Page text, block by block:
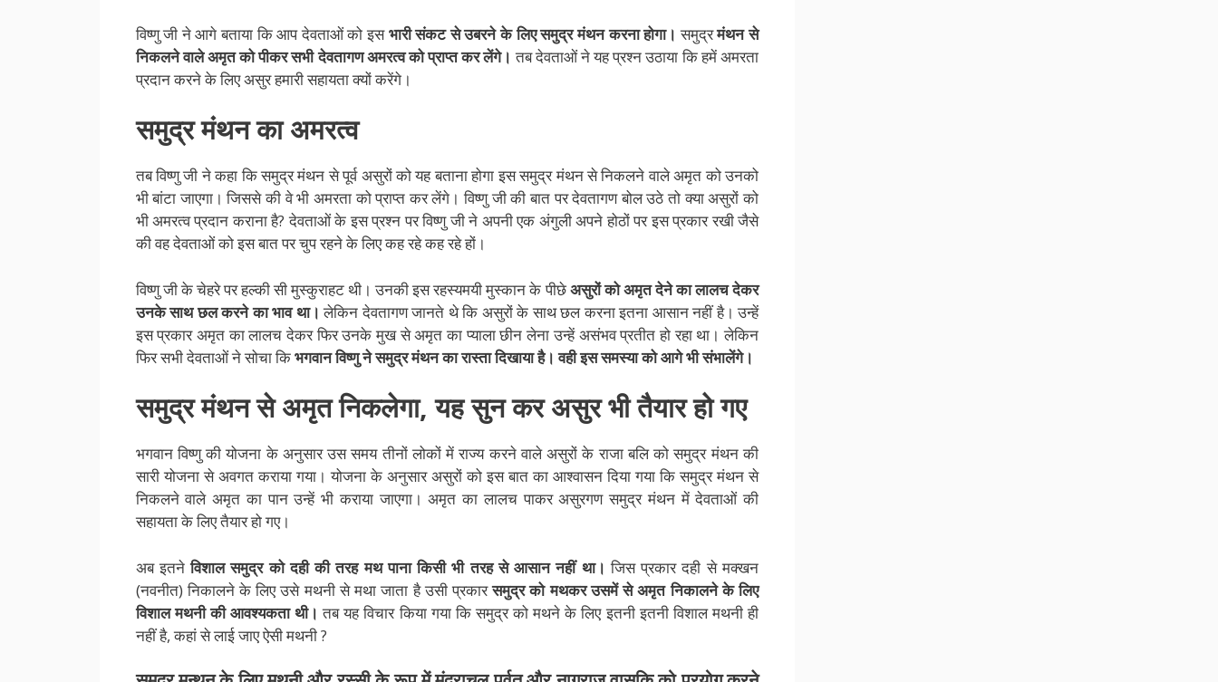
विष्णु जी ने आगे बताया कि आप देवताओं को इसभारी संकट से उबरने के लिए समुद्र मंथन करना होगा। समुद्रमंथन से
निकलने वाले अमृत को पीकर सभी देवतागण अमरत्व को प्राप्त कर लेंगे। तब देवताओं ने यह प्रश्न उठाया कि हमें अमरता
प्रदान करने के लिए असुर हमारी सहायता क्यों करेंगे।
समुद्रमंथन का अमरत्व
तब विष्णु जी ने कहा कि समुद्र मंथन से पूर्व असुरों को यह बताना होगा इस समुद्र मंथन से निकलने वाले अमृत को उनको
भी बांटा जाएगा। जिससे की वे भी अमरता को प्राप्त कर लेंगे। विष्णु जी की बात पर देवतागण बोल उठे तो क्या असुरों को
भी अमरत्व प्रदान कराना है? देवताओं के इस प्रश्न पर विष्णु जी ने अपनी एक अंगुली अपने होठों पर इस प्रकार रखी जैसे
की वह देवताओं को इस बात पर चुप रहने के लिए कह रहे कह रहे हों।
विष्णु जी के चेहरे पर हल्की सी मुस्कुराहट थी। उनकी इस रहस्यमयी मुस्कान के पीछेअसुरों को अमृत देने का लालच देकर
उनके साथ छल करने का भाव था। लेकिन देवतागण जानते थे कि असुरों के साथ छल करना इतना आसान नहीं है। उन्हें
इस प्रकार अमृत का लालच देकर फिर उनके मुख से अमृत का प्याला छीन लेना उन्हें असंभव प्रतीत हो रहा था। लेकिन
फिर सभी देवताओं ने सोचा किभगवान विष्णु ने समुद्र मंथन का रास्ता दिखाया है। वही इस समस्या को आगे भी संभालेंगे।
समुद्रमंथनसेअमृतनिकलेगा,यहसुनकरअसुरभीतैयारहोगए
भगवान विष्णु की योजना के अनुसार उस समय तीनों लोकों में राज्य करने वाले असुरों के राजा बलि को समुद्र मंथन की
सारी योजना से अवगत कराया गया। योजना के अनुसार असुरों को इस बात का आश्वासन दिया गया कि समुद्र मंथन से
निकलने वाले अमृत का पान उन्हें भी कराया जाएगा। अमृत का लालच पाकर असुरगण समुद्र मंथन में देवताओं की
सहायता के लिए तैयार हो गए।
अब इतनेविशाल समुद्र को दही की तरह मथ पाना किसी भी तरह से आसान नहीं था। जिस प्रकार दही से मक्खन
(नवनीत) निकालने के लिए उसे मथनी से मथा जाता है उसी प्रकारसमुद्र को मथकर उसमें से अमृत निकालने के लिए
विशाल मथनी की आवश्यकता थी। तब यह विचार किया गया कि समुद्र को मथने के लिए इतनी इतनी विशाल मथनी ही
नहीं है, कहां से लाई जाए ऐसी मथनी ?